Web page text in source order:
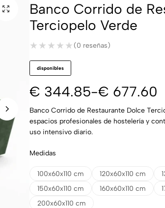
Banco Corrido de
Terciopelo Verde
★★★★★
★★★★★ (0 reseñas)
disponibles
€ 344.85-€ 677.60
Banco Corrido de Restaurante Dolce
espacios profesionales de hostelería y
uso intensivo diario.
Medidas
100x60x110 cm 120x60x110 cm
150x60x110 cm
160x60x110 cm
200x60x110 cm